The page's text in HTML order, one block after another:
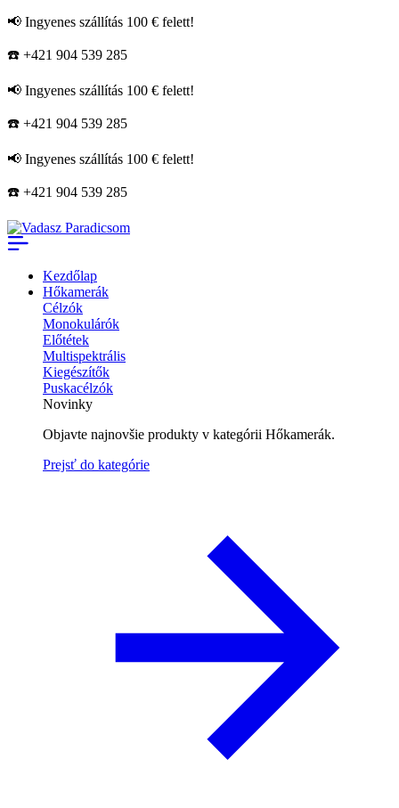
📢 Ingyenes szállítás 100 € felett!
☎️ +421 904 539 285
📢 Ingyenes szállítás 100 € felett!
☎️ +421 904 539 285
📢 Ingyenes szállítás 100 € felett!
☎️ +421 904 539 285
Kezdőlap
Hőkamerák
Célzók
Monokulárók
Előtétek
Multispektrális
Kiegészítők
Puskacélzók
Novinky
Objavte najnovšie produkty v kategórii Hőkamerák.
Prejsť do kategórie